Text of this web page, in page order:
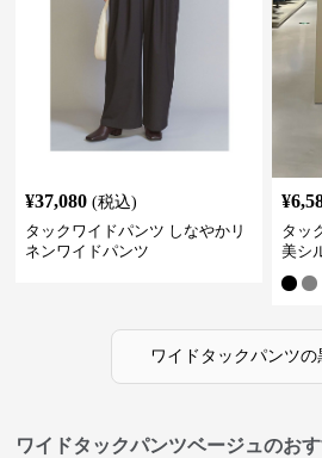
¥37,080 (税込)
タックワイドパンツ しなやかリ
ネンワイドパンツ
¥
タッ
美シ
ワイドタックパンツの
ワイドタックパンツベージュのお